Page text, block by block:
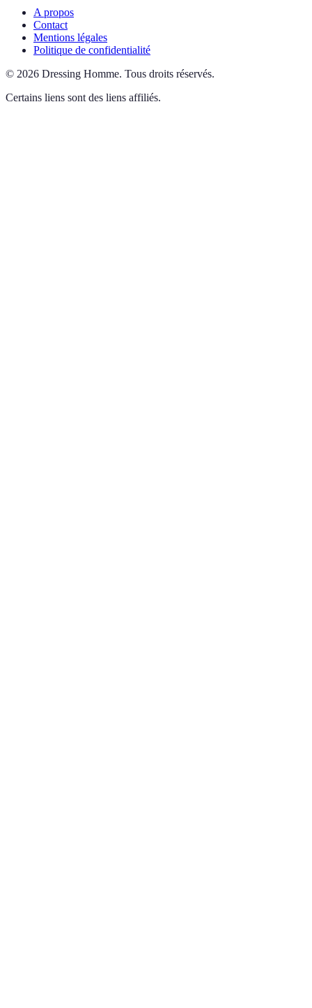
A propos
Contact
Mentions légales
Politique de confidentialité
© 2026 Dressing Homme. Tous droits réservés.
Certains liens sont des liens affiliés.